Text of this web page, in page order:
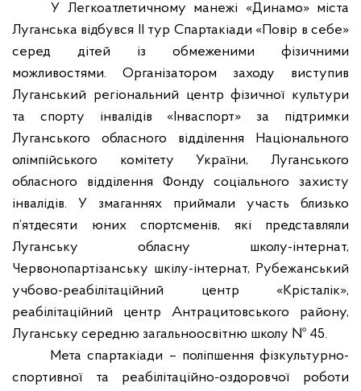
У Легкоатлетичному манежі «Динамо» міста
Луганська відбувся ІІ тур Спартакіади «Повір в себе»
серед дітей із обмеженими фізичними
можливостями. Організатором заходу виступив
Луганський регіональний центр фізичної культури
та спорту інвалідів «Інваспорт» за підтримки
Луганського обласного відділення Національного
олімпійського комітету України, Луганського
обласного відділення Фонду соціального захисту
інвалідів. У змаганнях приймали участь близько
п’ятдесяти юних спортсменів, які представляли
Луганську обласну школу-інтернат,
Червонопартізанську шкілу-інтернат, Рубежанський
учбово-реабілітаційний центр «Крісталік»,
реабілітаційний центр Антрацитовського району,
Луганську середню загальноосвітню школу № 45.
Мета спартакіади – поліпшення фізкультурно-
спортивної та реабілітаційно-оздоровчої роботи